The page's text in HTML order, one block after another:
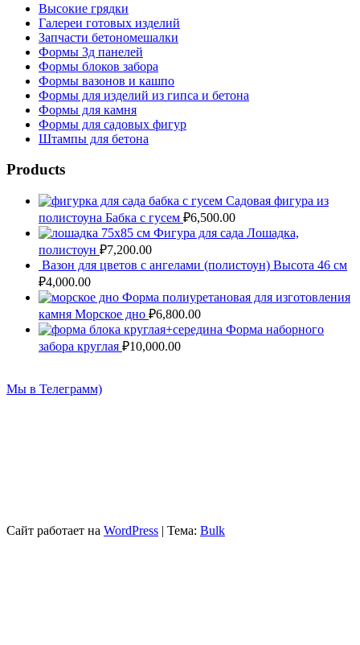
Высокие грядки
Галереи готовых изделий
Запчасти бетономешалки
Формы 3д панелей
Формы блоков забора
Формы вазонов и кашпо
Формы для изделий из гипса и бетона
Формы для камня
Формы для садовых фигур
Штампы для бетона
Products
Садовая фигура из
полистоуна Бабка с гусем ₽6,500.00
Фигура для сада Лошадка,
полистоун ₽7,200.00
Вазон для цветов с ангелами (полистоун) Высота 46 см
₽4,000.00
Форма полиуретановая для изготовления
камня Морское дно ₽6,800.00
Форма наборного
забора круглая ₽10,000.00
Мы в Телеграмм)
Сайт работает на WordPress | Тема: Bulk